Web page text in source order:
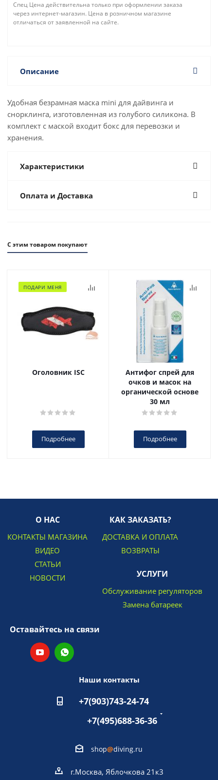
Спец Цена действительна только при оформлении заказа
через интернет-магазин. Цена в розничном магазине
отличаться от заявленной на сайте.
Описание
Удобная безрамная маска mini для дайвинга и
снорклинга, изготовленная из голубого силикона. В
комплект с маской входит бокс для перевозки и
хранения.
Характеристики
Оплата и Доставка
С этим товаром покупают
ПОДАРИ МЕНЯ
Оголовник ISC
Подробнее
Антифог спрей для
очков и масок на
органической основе
30 мл
Подробнее
О НАС
КОНТАКТЫ МАГАЗИНА
ВИДЕО
СТАТЬИ
НОВОСТИ
КАК ЗАКАЗАТЬ?
ДОСТАВКА И ОПЛАТА
ВОЗВРАТЫ
УСЛУГИ
Обслуживание регуляторов
Замена батареек
Оставайтесь на связи
Наши контакты
+7(903)743-24-74
+7(495)688-36-36
shop@diving.ru
г.Москва, Яблочкова 21к3